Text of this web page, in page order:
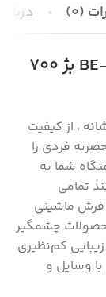
(0)
فرش ماشینی هیوا طرح لایت 901-BE بژ ۷۰۰
، از کیفیت
فردی را
شما به
تمامی
فرش ماشینی
چشمگیر
کم‌نظیری
وسایل و